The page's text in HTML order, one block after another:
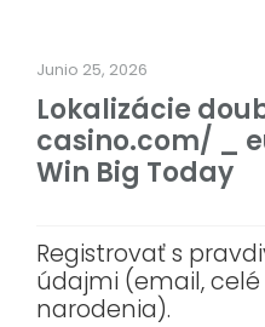
Junio 25, 2026
Lokalizácie
casino.com/ _
Win Big Today
Registrovať s
údajmi (email,
narodenia).